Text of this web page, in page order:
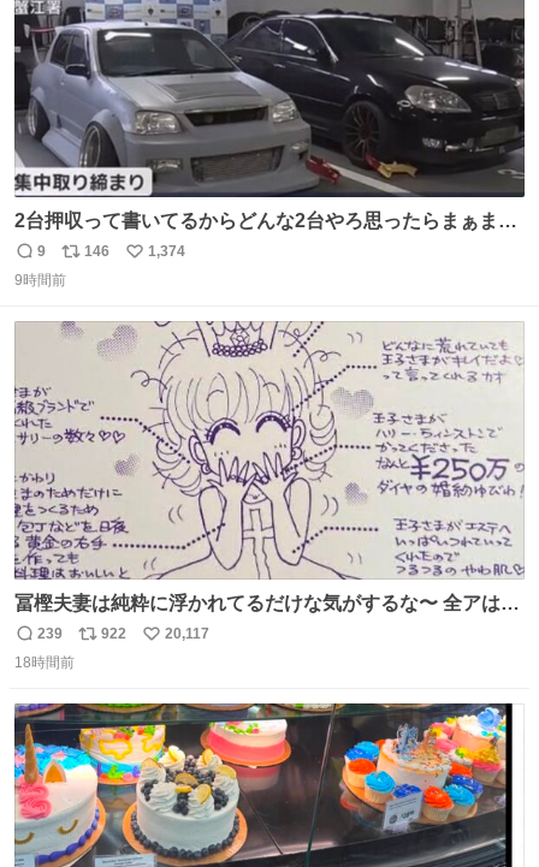
2台押収って書いてるからどんな2台やろ思ったらまぁまぁ
へんてこな1台押収してて笑い止まらん
返
信
9
リ
ポ
ト
146
い
数
1,374
9時間前
冨樫夫妻は純粋に浮かれてるだけな気がするな〜 全アはこ
こに自分の市場価値的なものを上乗せするので、 すっぴん
＆寝起きのボサボサ頭でも「今日も可愛いね」が止まらな
156cm40kg、年中日焼け止めとお友達の私より綺麗な手や
めてもろて とか言う
返
信
239
リ
ト
数
922
い
数
20,117
18時間前